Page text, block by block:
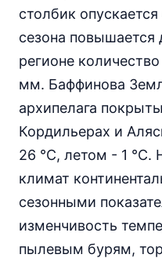
столбик
сезона
регионе
мм. Баффинова
архипелага
Кордильерах и
26 °С, летом - 1 °С.
климат
сезонными
изменчивость
пылевым бурям,